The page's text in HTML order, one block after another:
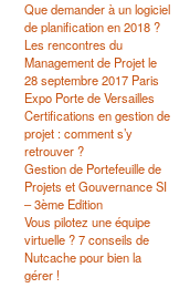
Que demander à un logiciel
de planification en 2018 ?
Les rencontres du
Management de Projet le
28 septembre 2017 Paris
Expo Porte de Versailles
Certifications en gestion de
projet : comment s’y
retrouver ?
Gestion de Portefeuille de
Projets et Gouvernance SI
– 3ème Edition
Vous pilotez une équipe
virtuelle ? 7 conseils de
Nutcache pour bien la
gérer !